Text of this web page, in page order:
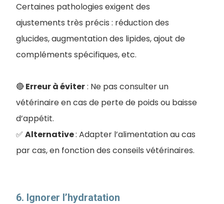
Certaines pathologies exigent des
ajustements très précis : réduction des
glucides, augmentation des lipides, ajout de
compléments spécifiques, etc.
🔴 Erreur à éviter: Ne pas consulter un
vétérinaire en cas de perte de poids ou baisse
d’appétit.
✅ Alternative: Adapter l’alimentation au cas
par cas, en fonction des conseils vétérinaires.
6. Ignorer l’hydratation